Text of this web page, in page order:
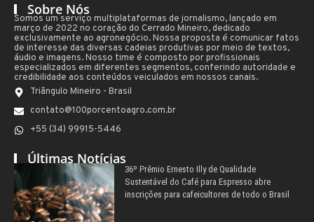
Sobre Nós
Somos um serviço multiplataformas de jornalismo, lançado em
março de 2022 no coração do Cerrado Mineiro, dedicado
exclusivamente ao agronegócio. Nossa proposta é comunicar fatos
de interesse das diversas cadeias produtivas por meio de textos,
áudio e imagens. Nosso time é composto por profissionais
especializados em diferentes segmentos, conferindo autoridade e
credibilidade aos conteúdos veiculados em nossos canais.
Triângulo Mineiro - Brasil
contato@100porcentoagro.com.br
+55 (34) 99915-5446
Últimas Notícias
36º Prêmio Ernesto Illy de Qualidade
Sustentável do Café para Espresso abre
inscrições para cafeicultores de todo o Brasil